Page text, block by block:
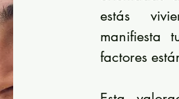
estás
manifiesta
factores